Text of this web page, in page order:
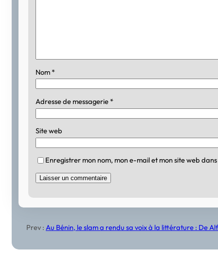
Nom *
Adresse de messagerie *
Site web
Enregistrer mon nom, mon e-mail et mon site web
Prev : Au Bénin, le slam a rendu sa voix à la littérature : De